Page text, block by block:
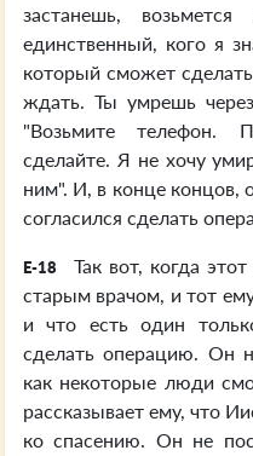
застанешь,
единственный, кого я
который сможет
ждать. Ты умрешь
"Возьмите телефон.
сделайте. Я не хочу
ним". И, в конце концов,
согласился сделать
E-18
Так вот, когда
старым врачом, и тот
и что есть один
сделать операцию. Он
как некоторые люди
рассказывает ему, что
ко спасению. Он не